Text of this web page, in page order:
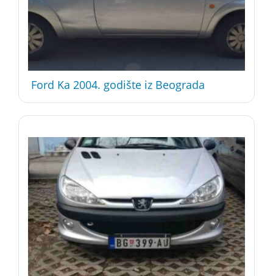
Ford Ka 2004. godište iz Beograda